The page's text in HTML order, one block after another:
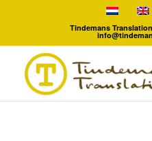
Tindemans